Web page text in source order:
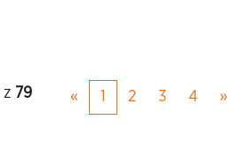
z 79 « 1 2 3 4 »